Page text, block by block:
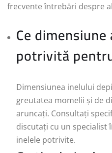
frecvente întrebări despre
Ce
potrivită
Dimensiunea inelului
greutatea momelii și de
aruncați. Consultați
discutați cu un specialist
inelele potrivite.